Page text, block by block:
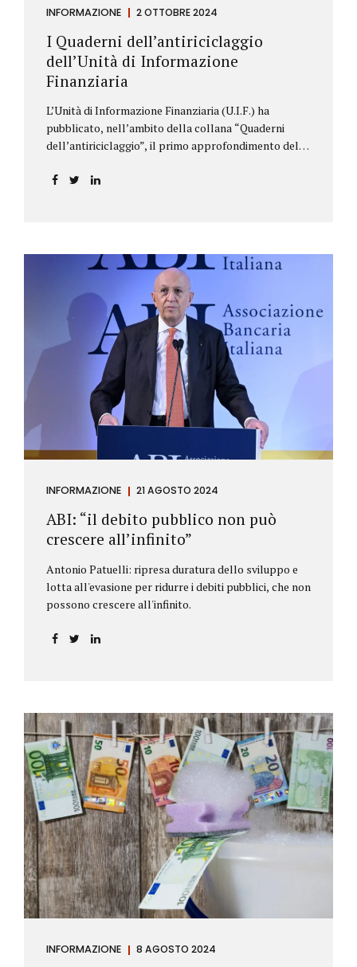
INFORMAZIONE 2 OTTOBRE 2024
I Quaderni dell’antiriciclaggio
dell’Unità di Informazione
Finanziaria
L’Unità di Informazione Finanziaria (U.I.F.) ha
pubblicato, nell’ambito della collana “Quaderni
dell’antiriciclaggio”, il primo approfondimento del
aggiornamenti della normativa e della
riguardano le novità nella disciplina internazionale e
nazionale, e forniscono informazioni su
eventuali consultazioni pubbliche e su pronunce di
particolare rilevanza emesse nell’esercizio
dell’attività giurisdizionale. In questo numero
l’approfondimento è dedicato, in particolare: alla
recente normativa della UE sugli obblighi
antiriciclaggio (c.d. AML Package), tra cui il
Regolamento Antiriciclaggio e la Direttiva AML;
all’AMLA, ovvero alla nuova Autorità europea che
INFORMAZIONE 21 AGOSTO 2024
ABI: “il debito pubblico non può
crescere all’infinito”
Antonio Patuelli: ripresa duratura dello sviluppo e
lotta all'evasione per ridurre i debiti pubblici, che non
possono crescere all'infinito.
INFORMAZIONE 8 AGOSTO 2024